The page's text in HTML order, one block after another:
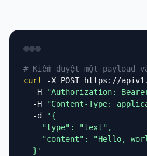
# Kiểm duyệt một payload
curl
-X POST https://
  -H
"Authorization: Bearer
  -H
"Content-Type:
  -d
'{
    "type": "text",
"content": "Hello,
  }'